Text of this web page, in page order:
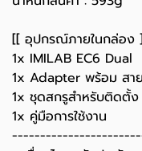
[[ อุปกรณ์ภายในกล่อง
1x IMILAB EC6 Dual
1x Adapter พร้อม สา
1x ชุดสกรูสำหรับติดตั้ง
1x คู่มือการใช้งาน